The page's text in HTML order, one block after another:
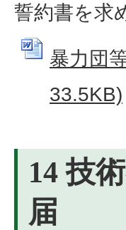
誓約書を求
暴力団
33.5KB)
14 技
届